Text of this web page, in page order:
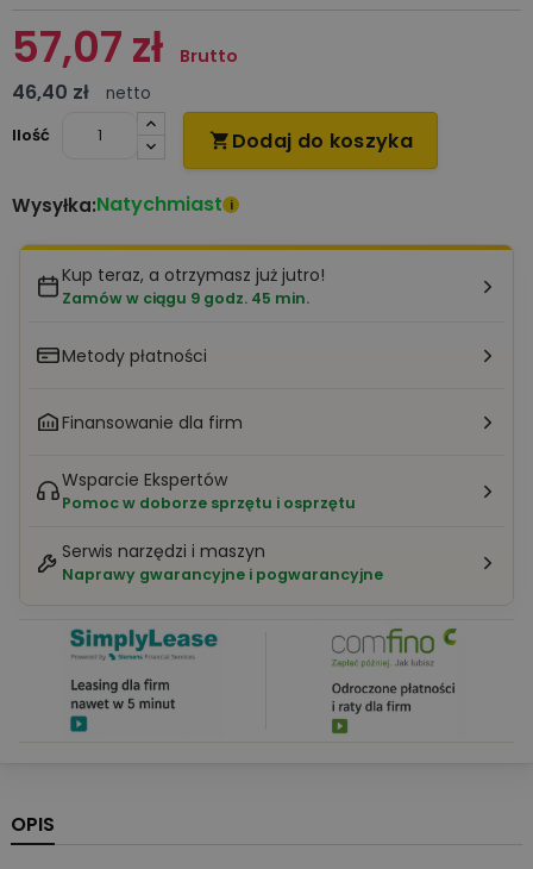
57,07 zł Brutto
46,40 zł
netto
Ilość
 Dodaj do koszyka
Wysyłka:Natychmiast i
Kup teraz, a otrzymasz już jutro!
Zamów w ciągu 9 godz. 45 min.
Metody płatności
Finansowanie dla firm
Wsparcie Ekspertów
Pomoc w doborze sprzętu i osprzętu
Serwis narzędzi i maszyn
Naprawy gwarancyjne i pogwarancyjne
OPIS